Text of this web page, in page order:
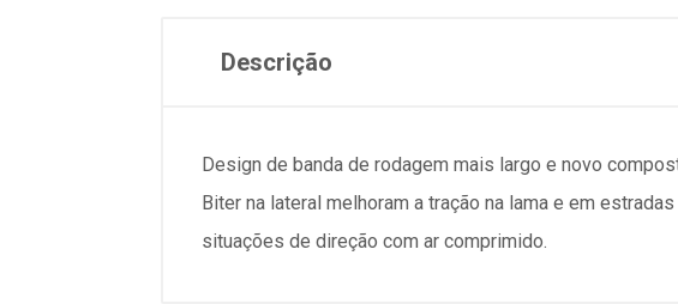
Descrição
Design de banda de rodagem mais largo e novo
Biter na lateral melhoram a tração na lama e em
situações de direção com ar comprimido.